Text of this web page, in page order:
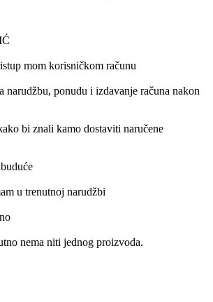
mom korisničkom računu
narudžbu, ponudu i izdavanje računa nakon
bi znali kamo dostaviti naručene
u trenutnoj narudžbi
nema niti jednog proizvoda.